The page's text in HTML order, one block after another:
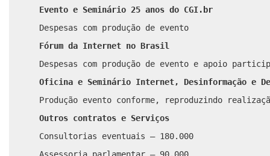
Evento e Seminário 25 anos do CGI.br
Despesas com produção de evento
Fórum da Internet no Brasil
Despesas com produção de evento e apoio
Oficina e Seminário Internet, Desinformação e
Produção evento conforme, reproduzindo
Outros contratos e Serviços
Consultorias eventuais – 180.000
Assessoria parlamentar – 90.000